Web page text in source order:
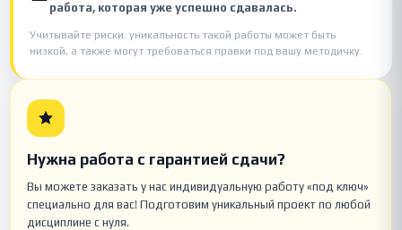
работа, которая уже успешно сдавалась.
Учитывайте риски: уникальность такой работы может быть
низкой, а также могут требоваться правки под вашу методичку.
Нужна работа с гарантией сдачи?
Вы можете заказать у нас индивидуальную работу «под ключ»
специально для вас! Подготовим уникальный проект по любой
дисциплине с нуля.